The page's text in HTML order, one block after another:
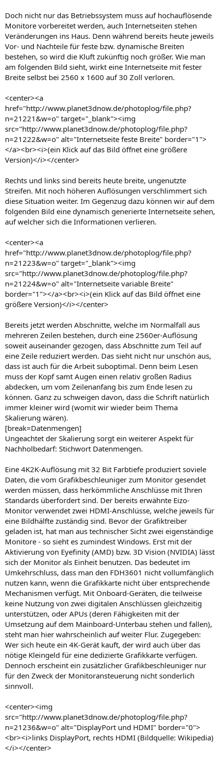
Doch nicht nur das Betriebssystem muss auf hochauflösende
Monitore vorbereitet werden, auch Internetseiten stehen
Veränderungen ins Haus. Denn während bereits heute jeweils
Vor- und Nachteile für feste bzw. dynamische Breiten
bestehen, so wird die Kluft zukünftig noch größer. Wie man
am folgenden Bild sieht, wirkt eine Internetseite mit fester
Breite selbst bei 2560 x 1600 auf 30 Zoll verloren.
<center><a
href="http://www.planet3dnow.de/photoplog/file.php?
n=21221&w=o" target="_blank"><img
src="http://www.planet3dnow.de/photoplog/file.php?
n=21222&w=o" alt="Internetseite feste Breite" border="1">
</a><br><i>(ein Klick auf das Bild öffnet eine größere
Version)</i></center>
Rechts und links sind bereits heute breite, ungenutzte
Streifen. Mit noch höheren Auflösungen verschlimmert sich
diese Situation weiter. Im Gegenzug dazu können wir auf dem
folgenden Bild eine dynamisch generierte Internetseite sehen,
auf welcher sich die Informationen verlieren.
<center><a
href="http://www.planet3dnow.de/photoplog/file.php?
n=21223&w=o" target="_blank"><img
src="http://www.planet3dnow.de/photoplog/file.php?
n=21224&w=o" alt="Internetseite variable Breite"
border="1"></a><br><i>(ein Klick auf das Bild öffnet eine
größere Version)</i></center>
Bereits jetzt werden Abschnitte, welche im Normalfall aus
mehreren Zeilen bestehen, durch eine 2560er-Auflösung
soweit auseinander gezogen, dass Abschnitte zum Teil auf
eine Zeile reduziert werden. Das sieht nicht nur unschön aus,
dass ist auch für die Arbeit suboptimal. Denn beim Lesen
muss der Kopf samt Augen einen relativ großen Radius
abdecken, um vom Zeilenanfang bis zum Ende lesen zu
können. Ganz zu schweigen davon, dass die Schrift natürlich
immer kleiner wird (womit wir wieder beim Thema
Skalierung wären).
[break=Datenmengen]
Ungeachtet der Skalierung sorgt ein weiterer Aspekt für
Nachholbedarf: Stichwort Datenmengen.
Eine 4K2K-Auflösung mit 32 Bit Farbtiefe produziert soviele
Daten, die vom Grafikbeschleuniger zum Monitor gesendet
werden müssen, dass herkömmliche Anschlüsse mit Ihren
Standards überfordert sind. Der bereits erwähnte Eizo-
Monitor verwendet zwei HDMI-Anschlüsse, welche jeweils für
eine Bildhälfte zuständig sind. Bevor der Grafiktreiber
geladen ist, hat man aus technischer Sicht zwei eigenständige
Monitore - so sieht es zumindest Windows. Erst mit der
Aktivierung von Eyefinity (AMD) bzw. 3D Vision (NVIDIA) lässt
sich der Monitor als Einheit benutzen. Das bedeutet im
Umkehrschluss, dass man den FDH3601 nicht vollumfänglich
nutzen kann, wenn die Grafikkarte nicht über entsprechende
Mechanismen verfügt. Mit Onboard-Geräten, die teilweise
keine Nutzung von zwei digitalen Anschlüssen gleichzeitig
unterstützen, oder APUs (deren Fähigkeiten mit der
Umsetzung auf dem Mainboard-Unterbau stehen und fallen),
steht man hier wahrscheinlich auf weiter Flur. Zugegeben:
Wer sich heute ein 4K-Gerät kauft, der wird auch über das
nötige Kleingeld für eine dedizierte Grafikkarte verfügen.
Dennoch erscheint ein zusätzlicher Grafikbeschleuniger nur
für den Zweck der Monitoransteuerung nicht sonderlich
sinnvoll.
<center><img
src="http://www.planet3dnow.de/photoplog/file.php?
n=21236&w=o" alt="DisplayPort und HDMI" border="0">
<br><i>links DisplayPort, rechts HDMI (Bildquelle: Wikipedia)
</i></center>